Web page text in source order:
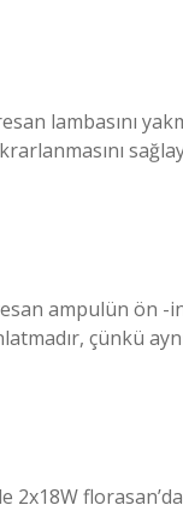
lambasını
ampulün ön -
çünkü
florasan’da